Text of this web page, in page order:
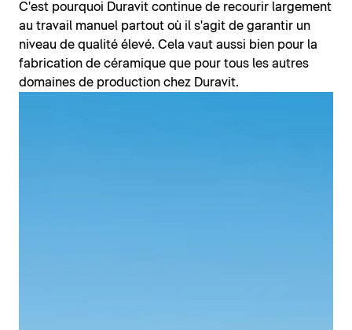
C'est pourquoi Duravit continue de recourir largement
au travail manuel partout où il s'agit de garantir un
niveau de qualité élevé. Cela vaut aussi bien pour la
fabrication de céramique que pour tous les autres
domaines de production chez Duravit.